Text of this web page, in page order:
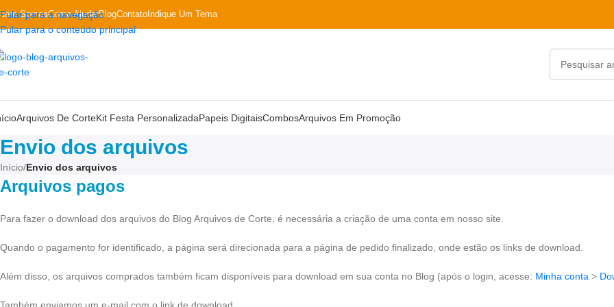
Pular para a navegação
Pular para o conteúdo principal
SomosComo AjudarBlogContato Indique Um Tema
Arquivos De CorteKit Festa PersonalizadaPapeis DigitaisCombosArquivos Em Promoção
Envio dos arquivos
Início/Envio dos arquivos
Arquivos pagos
Para fazer o download dos arquivos do Blog Arquivos de Corte, é necessária a criação de uma conta em nosso site.
Quando o pagamento for identificado, a página será direcionada para a página de pedido finalizado, onde estão os links de download.
Além disso, os arquivos comprados também ficam disponíveis para download em sua conta no Blog (após o login, acesse: Minha conta >